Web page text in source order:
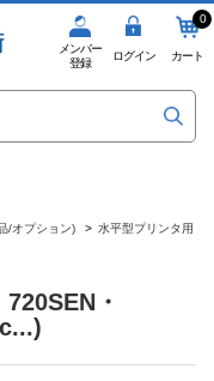
メンバー
登録
ログイン
0
カート
/オプション) > 水平型プリンタ用
・